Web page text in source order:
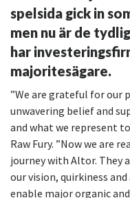
spelsida gick in
men nu är de
har
majoritesägare.
”We are grateful for our
unwavering belief and
and what we represent
Raw Fury. ”Now we are
journey with Altor. They
our vision, quirkiness
enable major organic